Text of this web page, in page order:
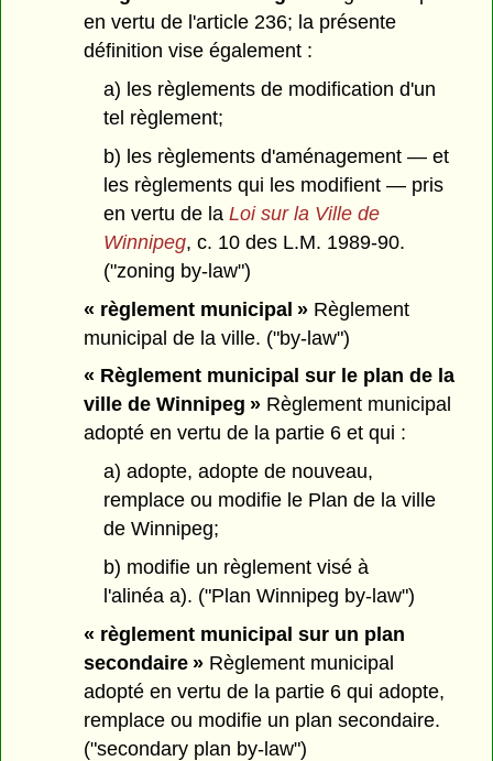
en vertu de l'article 236; la présente
définition vise également :
a) les règlements de modification d'un
tel règlement;
b) les règlements d'aménagement — et
les règlements qui les modifient — pris
en vertu de la Loi sur la Ville de
Winnipeg, c. 10 des L.M. 1989-90.
("zoning by-law")
« règlement municipal » Règlement
municipal de la ville. ("by-law")
« Règlement municipal sur le plan de la
ville de Winnipeg » Règlement municipal
adopté en vertu de la partie 6 et qui :
a) adopte, adopte de nouveau,
remplace ou modifie le Plan de la ville
de Winnipeg;
b) modifie un règlement visé à
l'alinéa a). ("Plan Winnipeg by-law")
« règlement municipal sur un plan
secondaire » Règlement municipal
adopté en vertu de la partie 6 qui adopte,
remplace ou modifie un plan secondaire.
("secondary plan by-law")